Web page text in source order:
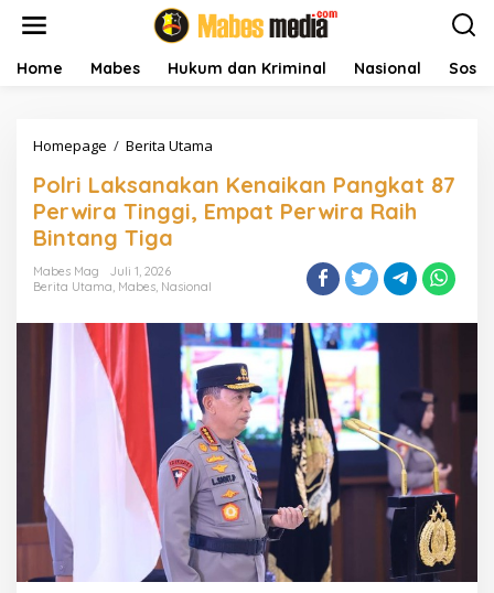
Home Mabes Hukum dan Kriminal Nasional
Homepage / Berita Utama
l
r
i
a
n
a
k
a
K
e
n
a
i
k
a
n
Polri Laksanakan Kenaikan Pangkat 87
Perwira Tinggi, Empat Perwira Raih
Bintang Tiga
Mabes Mag
Juli 1, 2026
Berita Utama, Mabes, Nasional